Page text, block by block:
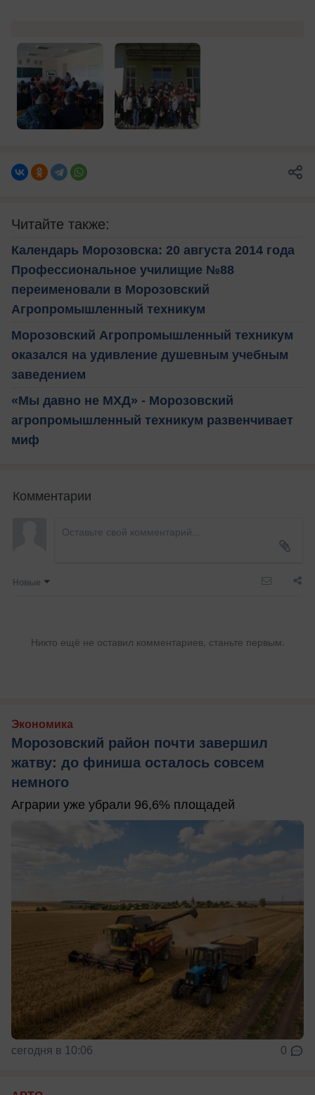
Читайте также:
Календарь Морозовска: 20 августа 2014 года
Профессиональное училищие №88
переименовали в Морозовский
Агропромышленный техникум
Морозовский Агропромышленный техникум
оказался на удивление душевным учебным
заведением
«Мы давно не МХД» - Морозовский
агропромышленный техникум развенчивает
миф
Комментарии
Новые
Никто ещё не оставил комментариев, станьте первым.
Экономика
Морозовский район почти завершил
жатву: до финиша осталось совсем
немного
Аграрии уже убрали 96,6% площадей
сегодня в 10:06 0